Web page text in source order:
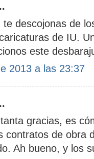
descojonas de
de IU.
este
2013 a las 23:37
gracias, es
contratos de obra
Ah bueno, y los